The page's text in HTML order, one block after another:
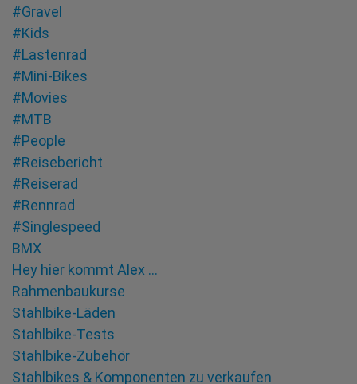
#Gravel
#Kids
#Lastenrad
#Mini-Bikes
#Movies
#MTB
#People
#Reisebericht
#Reiserad
#Rennrad
#Singlespeed
BMX
Hey hier kommt Alex …
Rahmenbaukurse
Stahlbike-Läden
Stahlbike-Tests
Stahlbike-Zubehör
Stahlbikes & Komponenten zu verkaufen